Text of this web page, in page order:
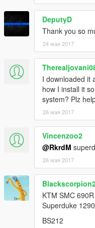
DeputyD
Thank you so
24 мая 2017
I downloaded it
how I install it
system? Plz
26 мая 2017
Vincenzoo2
@RkrdM
26 мая 2017
KTM SMC
Superduke
BS212